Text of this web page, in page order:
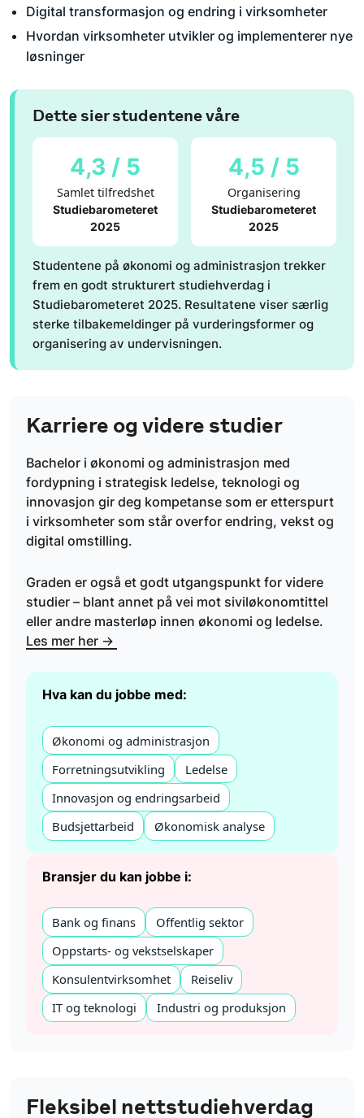
Digital transformasjon og endring i virksomheter
Hvordan virksomheter utvikler og implementerer nye
løsninger
Dette sier studentene våre
4,3 / 5
Samlet tilfredshet
Studiebarometeret
2025
4,5 / 5
Organisering
Studiebarometeret
2025
Studentene på økonomi og administrasjon trekker
frem en godt strukturert studiehverdag i
Studiebarometeret 2025. Resultatene viser særlig
sterke tilbakemeldinger på vurderingsformer og
organisering av undervisningen.
Karriere og videre studier
Bachelor i økonomi og administrasjon med
fordypning i strategisk ledelse, teknologi og
innovasjon gir deg kompetanse som er etterspurt
i virksomheter som står overfor endring, vekst og
digital omstilling.
Graden er også et godt utgangspunkt for videre
studier – blant annet på vei mot siviløkonomtittel
eller andre masterløp innen økonomi og ledelse.
Les mer her →
Hva kan du jobbe med:
Økonomi og administrasjon
Forretningsutvikling
Ledelse
Innovasjon og endringsarbeid
Budsjettarbeid
Økonomisk analyse
Bransjer du kan jobbe i:
Bank og finans
Offentlig sektor
Oppstarts- og vekstselskaper
Konsulentvirksomhet
Reiseliv
IT og teknologi
Industri og produksjon
Fleksibel nettstudiehverdag